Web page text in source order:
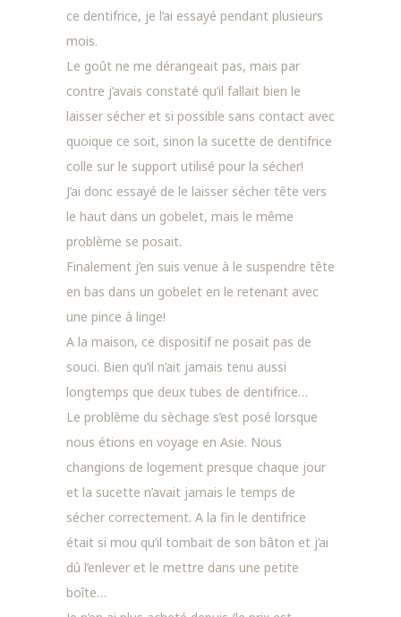
ce dentifrice, je l’ai essayé pendant plusieurs
mois.
Le goût ne me dérangeait pas, mais par
contre j’avais constaté qu’il fallait bien le
laisser sécher et si possible sans contact avec
quoique ce soit, sinon la sucette de dentifrice
colle sur le support utilisé pour la sécher!
J’ai donc essayé de le laisser sécher tête vers
le haut dans un gobelet, mais le même
problème se posait.
Finalement j’en suis venue à le suspendre tête
en bas dans un gobelet en le retenant avec
une pince à linge!
A la maison, ce dispositif ne posait pas de
souci. Bien qu’il n’ait jamais tenu aussi
longtemps que deux tubes de dentifrice…
Le problème du sèchage s’est posé lorsque
nous étions en voyage en Asie. Nous
changions de logement presque chaque jour
et la sucette n’avait jamais le temps de
sécher correctement. A la fin le dentifrice
était si mou qu’il tombait de son bâton et j’ai
dû l’enlever et le mettre dans une petite
boîte…